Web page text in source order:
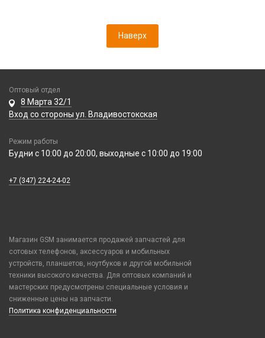
Наверх
Оптовый отдел
8 Марта 32/1
Вход со стороны ул. Владивостокская
Режим работы
Будни с 10:00 до 20:00, выходные с 10:00 до 19:00
+7 (347) 224-24-02
Магазин GSM занимается продажей запчастей для
сотовых телефонов, аксессуаров и мобильных
устройств, планшетов, ноутбуков и другой мобильной
техники высокого качества. Для оптовых компаний и
мастерских предусмотрены специальные условия и
сниженные цены на запчасти.
Политика конфиденциальности